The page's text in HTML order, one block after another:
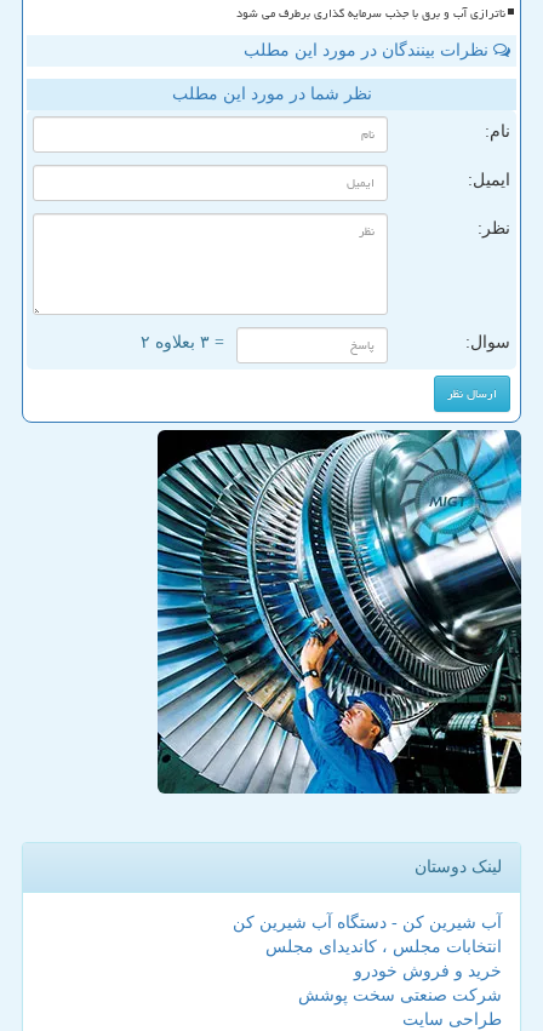
ناترازی آب و برق با جذب سرمایه گذاری برطرف می شود
نظرات بینندگان در مورد این مطلب
نظر شما در مورد این مطلب
نام:
ایمیل:
نظر:
سوال: = ۳ بعلاوه ۲
لینک دوستان
آب شیرین کن - دستگاه آب شیرین کن
انتخابات مجلس ، کاندیدای مجلس
خرید و فروش خودرو
شرکت صنعتی سخت پوشش
طراحی سایت